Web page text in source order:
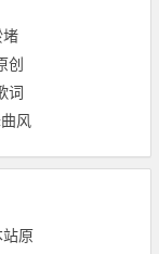
堵
创
词
风
站原